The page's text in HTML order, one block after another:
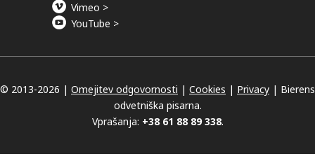
Vimeo >
YouTube >
© 2013-2026 | Omejitev odgovornosti | Cookies | Privacy | Bierens
odvetniška pisarna.
Vprašanja: +38 61 88 89 338.